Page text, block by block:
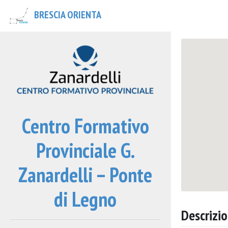
BRESCIA ORIENTA
Centro Formativo
Provinciale G.
Zanardelli – Ponte
di Legno